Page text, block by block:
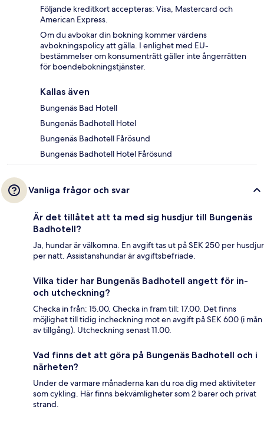
Följande kreditkort accepteras: Visa, Mastercard och
American Express.
Om du avbokar din bokning kommer värdens
avbokningspolicy att gälla. I enlighet med EU-
bestämmelser om konsumenträtt gäller inte ångerrätten
för boendebokningstjänster.
Kallas även
Bungenäs Bad Hotell
Bungenäs Badhotell Hotel
Bungenäs Badhotell Fårösund
Bungenäs Badhotell Hotel Fårösund
Vanliga frågor och svar
Är det tillåtet att ta med sig husdjur till Bungenäs
Badhotell?
Ja, hundar är välkomna. En avgift tas ut på SEK 250 per husdjur
per natt. Assistanshundar är avgiftsbefriade.
Vilka tider har Bungenäs Badhotell angett för in-
och utcheckning?
Checka in från: 15.00. Checka in fram till: 17.00. Det finns
möjlighet till tidig incheckning mot en avgift på SEK 600 (i mån
av tillgång). Utcheckning senast 11.00.
Vad finns det att göra på Bungenäs Badhotell och i
närheten?
Under de varmare månaderna kan du roa dig med aktiviteter
som cykling. Här finns bekvämligheter som 2 barer och privat
strand.